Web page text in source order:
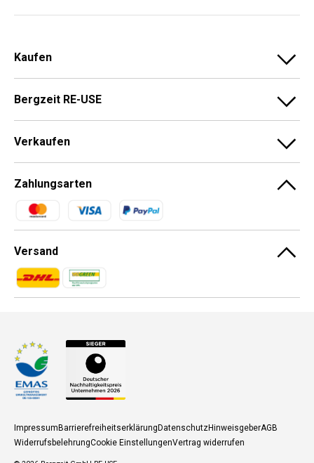
Kaufen
Bergzeit RE-USE
Verkaufen
Zahlungsarten
Zahlungsmethoden
Versand
Zahlungsmethoden
Zahlungsmethoden
ImpressumBarrierefreiheitserklärungDatenschutzHinweisgeberAGB
WiderrufsbelehrungCookie EinstellungenVertrag widerrufen